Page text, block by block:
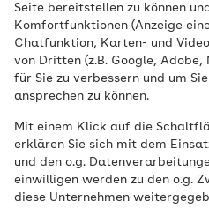
Seite bereitstellen zu können
Komfortfunktionen (Anzeige
Chatfunktion, Karten- und
von Dritten (z.B. Google,
für Sie zu verbessern und um
ansprechen zu können.
Mit einem Klick auf die
erklären Sie sich mit dem
und den o.g.
einwilligen werden zu den o.g.
diese Unternehmen
Was
Koffer?
für den
Veröffentlicht am:
11.05.2022 aktualisiert am
5 Minuten Lesedauer